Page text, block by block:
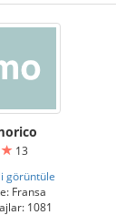
13
görüntüle
Fransa
1081